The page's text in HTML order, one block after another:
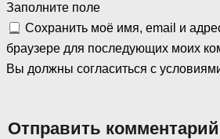
Заполните поле
Сохранить моё имя, email и
браузере для последующих моих
Вы должны согласиться с
Отправить комментарий